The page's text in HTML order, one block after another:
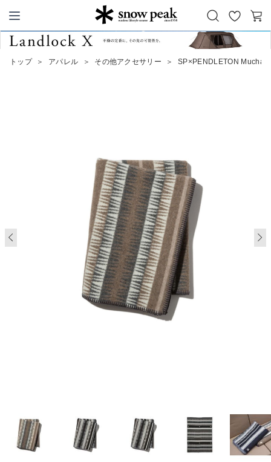
Snow Peak
お
気
カ
トップ ＞ アパレル ＞ その他アクセサリー ＞ SP×PENDLETON